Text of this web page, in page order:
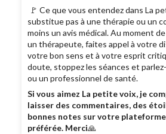
🚩 Ce que vous entendez dans La
substitue pas à une thérapie ou un
moins un avis médical. Au moment
un thérapeute, faites appel à votre
votre bon sens et à votre esprit
doute, stoppez les séances et
ou un professionnel de santé.
Si vous aimez La petite voix, je
laisser des commentaires, des
bonnes notes sur votre
préférée. Merci🙏